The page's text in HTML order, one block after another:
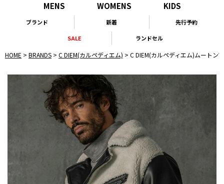
MENS WOMENS KIDS
ブランド 新着
先行予約
SALE
ランドセル
HOME BRANDS C DIEM(カルペディエム) C DIEM(カルペディエム)ムートン